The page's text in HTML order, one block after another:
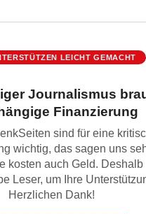
LEICHT GEMACHT
Journalismus
Finanzierung
sind für eine
wichtig, das sagen uns
kosten auch Geld. Deshalb
Leser, um Ihre
Herzlichen Dank!